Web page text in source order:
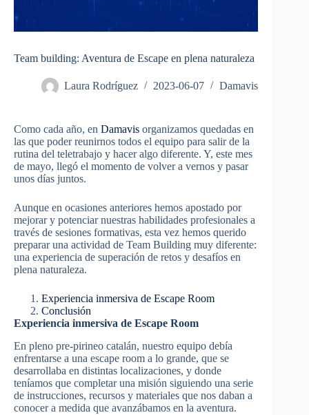
Team building: Aventura de Escape en plena naturaleza
Laura Rodríguez 2023-06-07 Damavis
Como cada año, en Damavis organizamos quedadas en
las que poder reunirnos todos el equipo para salir de la
rutina del teletrabajo y hacer algo diferente. Y, este mes
de mayo, llegó el momento de volver a vernos y pasar
unos días juntos.
Aunque en ocasiones anteriores hemos apostado por
mejorar y potenciar nuestras habilidades profesionales a
través de sesiones formativas, esta vez hemos querido
preparar una actividad de Team Building muy diferente:
una experiencia de superación de retos y desafíos en
plena naturaleza.
Experiencia inmersiva de Escape Room
Conclusión
Experiencia inmersiva de Escape Room
En pleno pre-pirineo catalán, nuestro equipo debía
enfrentarse a una escape room a lo grande, que se
desarrollaba en distintas localizaciones, y donde
teníamos que completar una misión siguiendo una serie
de instrucciones, recursos y materiales que nos daban a
conocer a medida que avanzábamos en la aventura.